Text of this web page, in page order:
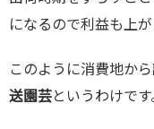
になるので利益も上が
このように消費地か
送園芸というわけです